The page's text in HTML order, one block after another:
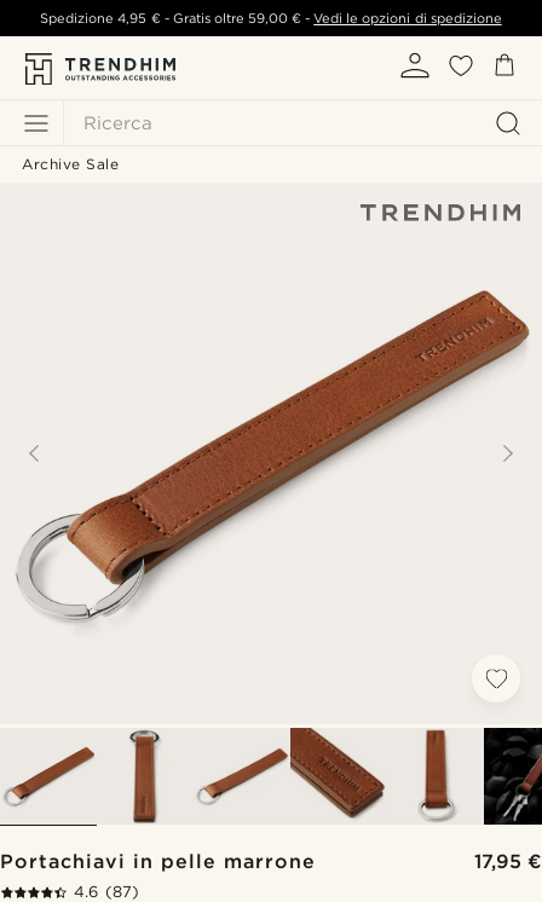
Ricerca
Spedizione4,95 €- Gratis oltre 59,00 € -Vedi le opzioni di spedizione
Archive Sale
Portachiavi in pelle marrone 17,95 €
4.6 (87)